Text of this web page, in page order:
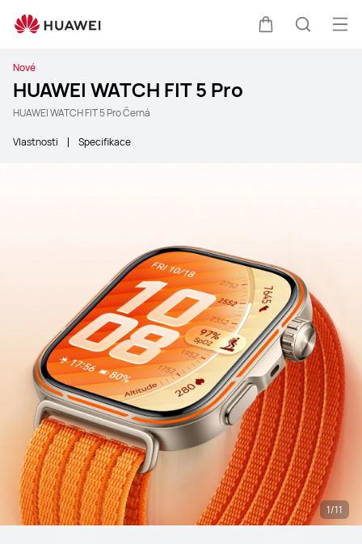
Nové
HUAWEI WATCH FIT 5 Pro
HUAWEI WATCH FIT 5 Pro Černá
Vlastnosti Specifikace
1/11